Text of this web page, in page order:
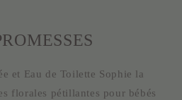
et Eau de Toilette Sophie la
florales pétillantes pour bébés